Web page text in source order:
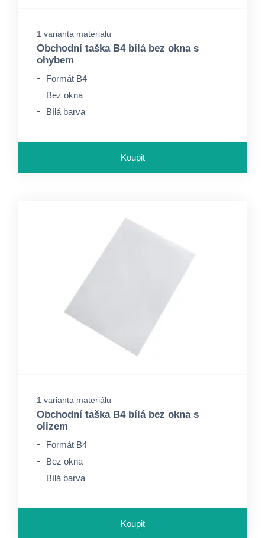
1 varianta materiálu
Obchodní taška B4 bílá bez okna s
ohybem
Formát B4
Bez okna
Bílá barva
Koupit
1 varianta materiálu
Obchodní taška B4 bílá bez okna s
olizem
Formát B4
Bez okna
Bílá barva
Koupit